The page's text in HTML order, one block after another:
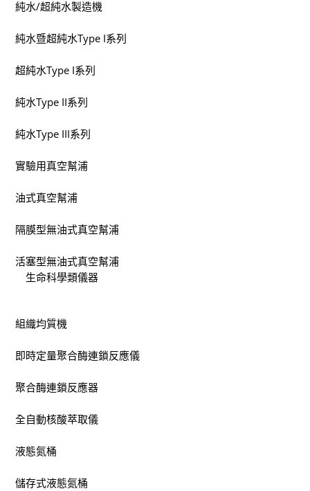
純水/超純水製造機
純水暨超純水Type I系列
超純水Type I系列
純水Type II系列
純水Type III系列
實驗用真空幫浦
油式真空幫浦
隔膜型無油式真空幫浦
活塞型無油式真空幫浦
生命科學類儀器
組織均質機
即時定量聚合酶連鎖反應儀
聚合酶連鎖反應器
全自動核酸萃取儀
液態氮桶
儲存式液態氮桶